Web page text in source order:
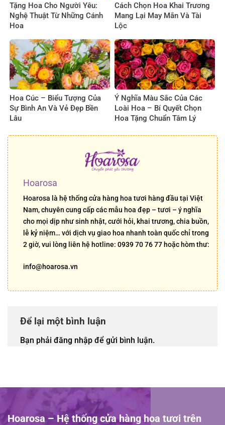
Tặng Hoa Cho Người Yêu:
Nghệ Thuật Từ Những Cánh
Hoa
Cách Chọn Hoa Khai Trương
Mang Lại May Mắn Và Tài
Lộc
Hoa Cúc – Biểu Tượng Của
Sự Bình An Và Vẻ Đẹp Bền
Lâu
Ý Nghĩa Màu Sắc Của Các
Loài Hoa – Bí Quyết Chọn
Hoa Tặng Chuẩn Tâm Lý
Hoarosa
Hoarosa là hệ thống cửa hàng hoa tươi hàng đầu tại Việt
Nam, chuyên cung cấp các mẫu hoa đẹp – tươi – ý nghĩa
cho mọi dịp như sinh nhật, cưới hỏi, khai trương, chia buồn,
lễ kỷ niệm… với dịch vụ giao hoa nhanh toàn quốc chỉ trong
2 giờ, vui lòng liên hệ hotline: 0939 70 76 77 hoặc hòm thư:
info@hoarosa.vn
Để lại một bình luận
Bạn phải đăng nhập để gửi bình luận.
Hoarosa – Hệ thống cửa hàng hoa tươi trên